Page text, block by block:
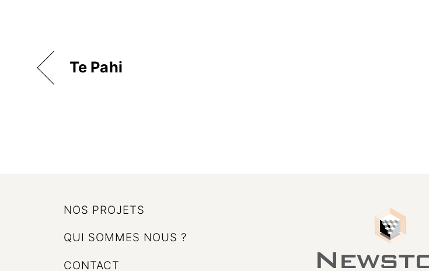
Te Pahi
NOS PROJETS
QUI SOMMES NOUS ?
CONTACT